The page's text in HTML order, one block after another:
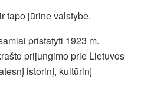
tapo jūrine valstybe.
pristatyti 1923 m.
prijungimo prie Lietuvos
istorinį, kultūrinį